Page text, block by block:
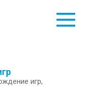
игр,